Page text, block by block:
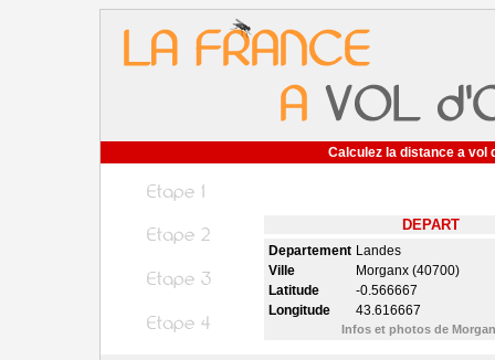
Calculez la distance a vol
DEPART
Departement Landes
Ville
Morganx (40700)
Latitude
-0.566667
Longitude
43.616667
Infos et photos de